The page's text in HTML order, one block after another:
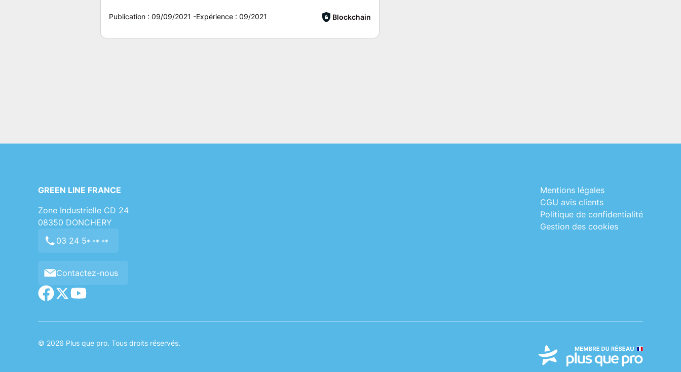
Publication :09/09/2021 -Expérience :09/2021 Blockchain
GREEN LINE FRANCE
Zone Industrielle CD 24
08350 DONCHERY
03 24 5* ** **
Contactez-nous
Mentions légales
CGU avis clients
Politique de confidentialité
Gestion des cookies
© 2026 Plus que pro. Tous droits réservés.